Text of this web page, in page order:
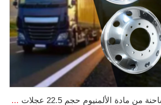
عجلات شاحنة من مادة الألمنيوم حجم 22.5 عجلات ألومنيوم